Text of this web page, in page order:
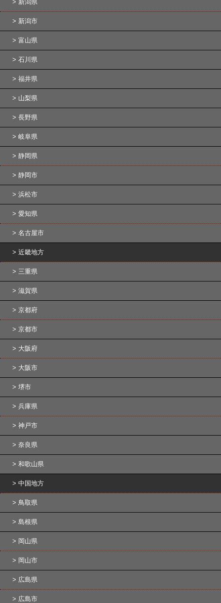
新潟県
新潟市
富山県
石川県
福井県
山梨県
長野県
岐阜県
静岡県
静岡市
浜松市
愛知県
名古屋市
近畿地方
三重県
滋賀県
京都府
京都市
大阪府
大阪市
堺市
兵庫県
神戸市
奈良県
和歌山県
中国地方
鳥取県
島根県
岡山県
岡山市
広島県
広島市